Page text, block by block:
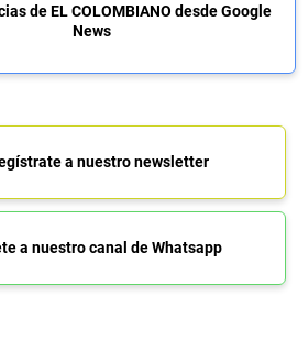
de EL COLOMBIANO desde Google
News
a nuestro newsletter
a nuestro canal de Whatsapp